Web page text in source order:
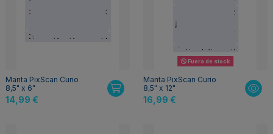
Manta PixScan Curio
8,5" x 6"
14,99 €
Fuera de stock
Manta PixScan Curio
8,5" x 12"
16,99 €